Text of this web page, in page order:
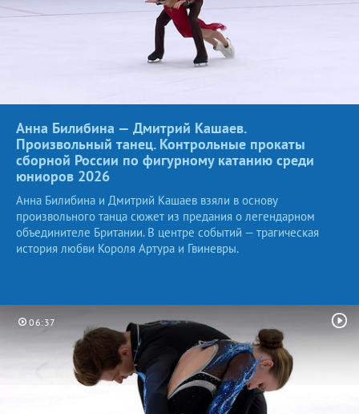
Анна Билибина — Дмитрий Кашаев.
Произвольный танец. Контрольные прокаты
сборной России по фигурному катанию среди
юниоров 2026
Анна Билибина и Дмитрий Кашаев взяли в основу
произвольного танца сюжет из предания о легендарном
объединителе Британии. В центре событий — трагическая
история любви Короля Артура и Гвиневры.
06:37